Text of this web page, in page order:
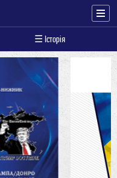
☰ Історія